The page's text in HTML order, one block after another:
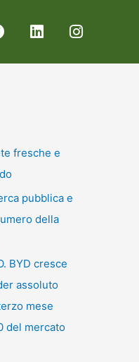
fresche e
pubblica e
della
BYD cresce
assoluto
mese
del mercato